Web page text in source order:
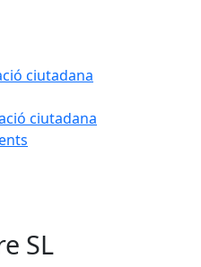
ciutadana
ciutadana
SL